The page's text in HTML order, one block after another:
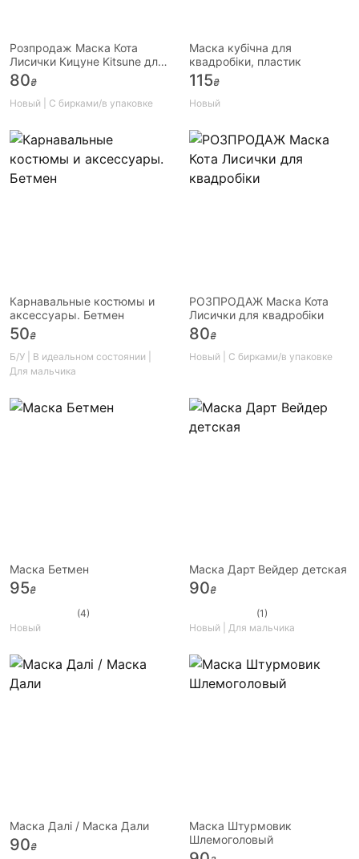
Розпродаж Маска Кота
Лисички Кицуне Kitsune для
квадробіки
80₴
Новый | С бирками/в упаковке
Маска кубічна для
квадробіки, пластик
115₴
Новый
Карнавальные костюмы и
аксессуары. Бетмен
50₴
Б/У | В идеальном состоянии |
Для мальчика
РОЗПРОДАЖ Маска Кота
Лисички для квадробіки
80₴
Новый | С бирками/в упаковке
Маска Бетмен
95₴
(4)
Новый
Маска Дарт Вейдер детская
90₴
(1)
Новый | Для мальчика
Маска Далі / Маска Дали
90₴
Маска Штурмовик
Шлемоголовый